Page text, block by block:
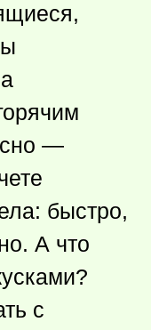
—
быстро,
А что
с